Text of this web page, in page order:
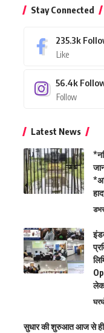
Stay Connected
235.3k
Like
56.4k
Follow
Latest News
सुधार की शुरुआत आज से ही